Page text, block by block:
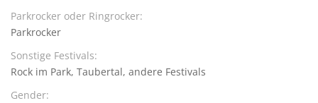
Parkrocker oder Ringrocker
Parkrocker
Sonstige Festivals
Rock im Park Taubertal andere Festivals
Gender